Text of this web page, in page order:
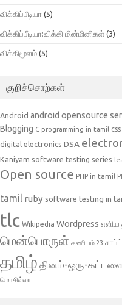
விக்கிப்பீடியா (5)
விக்கிப்பீடியா:விக்கி மின்மினிகள் (3)
விக்கிமூலம் (5)
குறிச்சொற்கள்
Android android opensource
Blogging C programming in tamil css
digital electronics DSA
Kaniyam software testing series
Open source PHP in tamil
tamil ruby software testing in
tlc Wikipedia Wordpress எளிய
மென்பொருள் கணியம் 23
தமிழ் தினம்-ஒரு-
மொசில்லா